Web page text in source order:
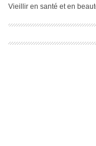
Vieillir en santé et en